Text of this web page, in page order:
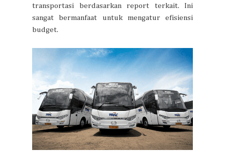
transportasi berdasarkan report terkait. Ini
sangat bermanfaat untuk mengatur efisiensi
budget.